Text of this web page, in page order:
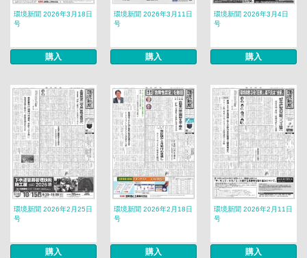
環境新聞 2026年3月18日
号
購入
環境新聞 2026年3月11日
号
購入
環境新聞 2026年3月4日
号
購入
環境新聞 2026年2月25日
号
購入
環境新聞 2026年2月18日
号
購入
環境新聞 2026年2月11日
号
購入